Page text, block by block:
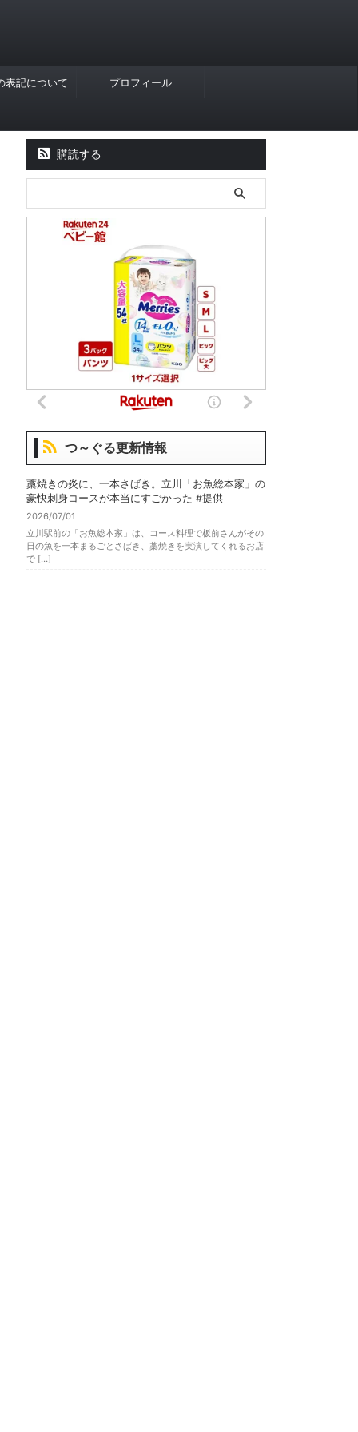
表記について プロフィール
購読する
つ～ぐる更新情報
藁焼きの炎に、一本さばき。立川「お魚総本家」の
豪快刺身コースが本当にすごかった #提供
2026/07/01
立川駅前の「お魚総本家」は、コース料理で板前さんがその
日の魚を一本まるごとさばき、藁焼きを実演してくれるお店
で […]